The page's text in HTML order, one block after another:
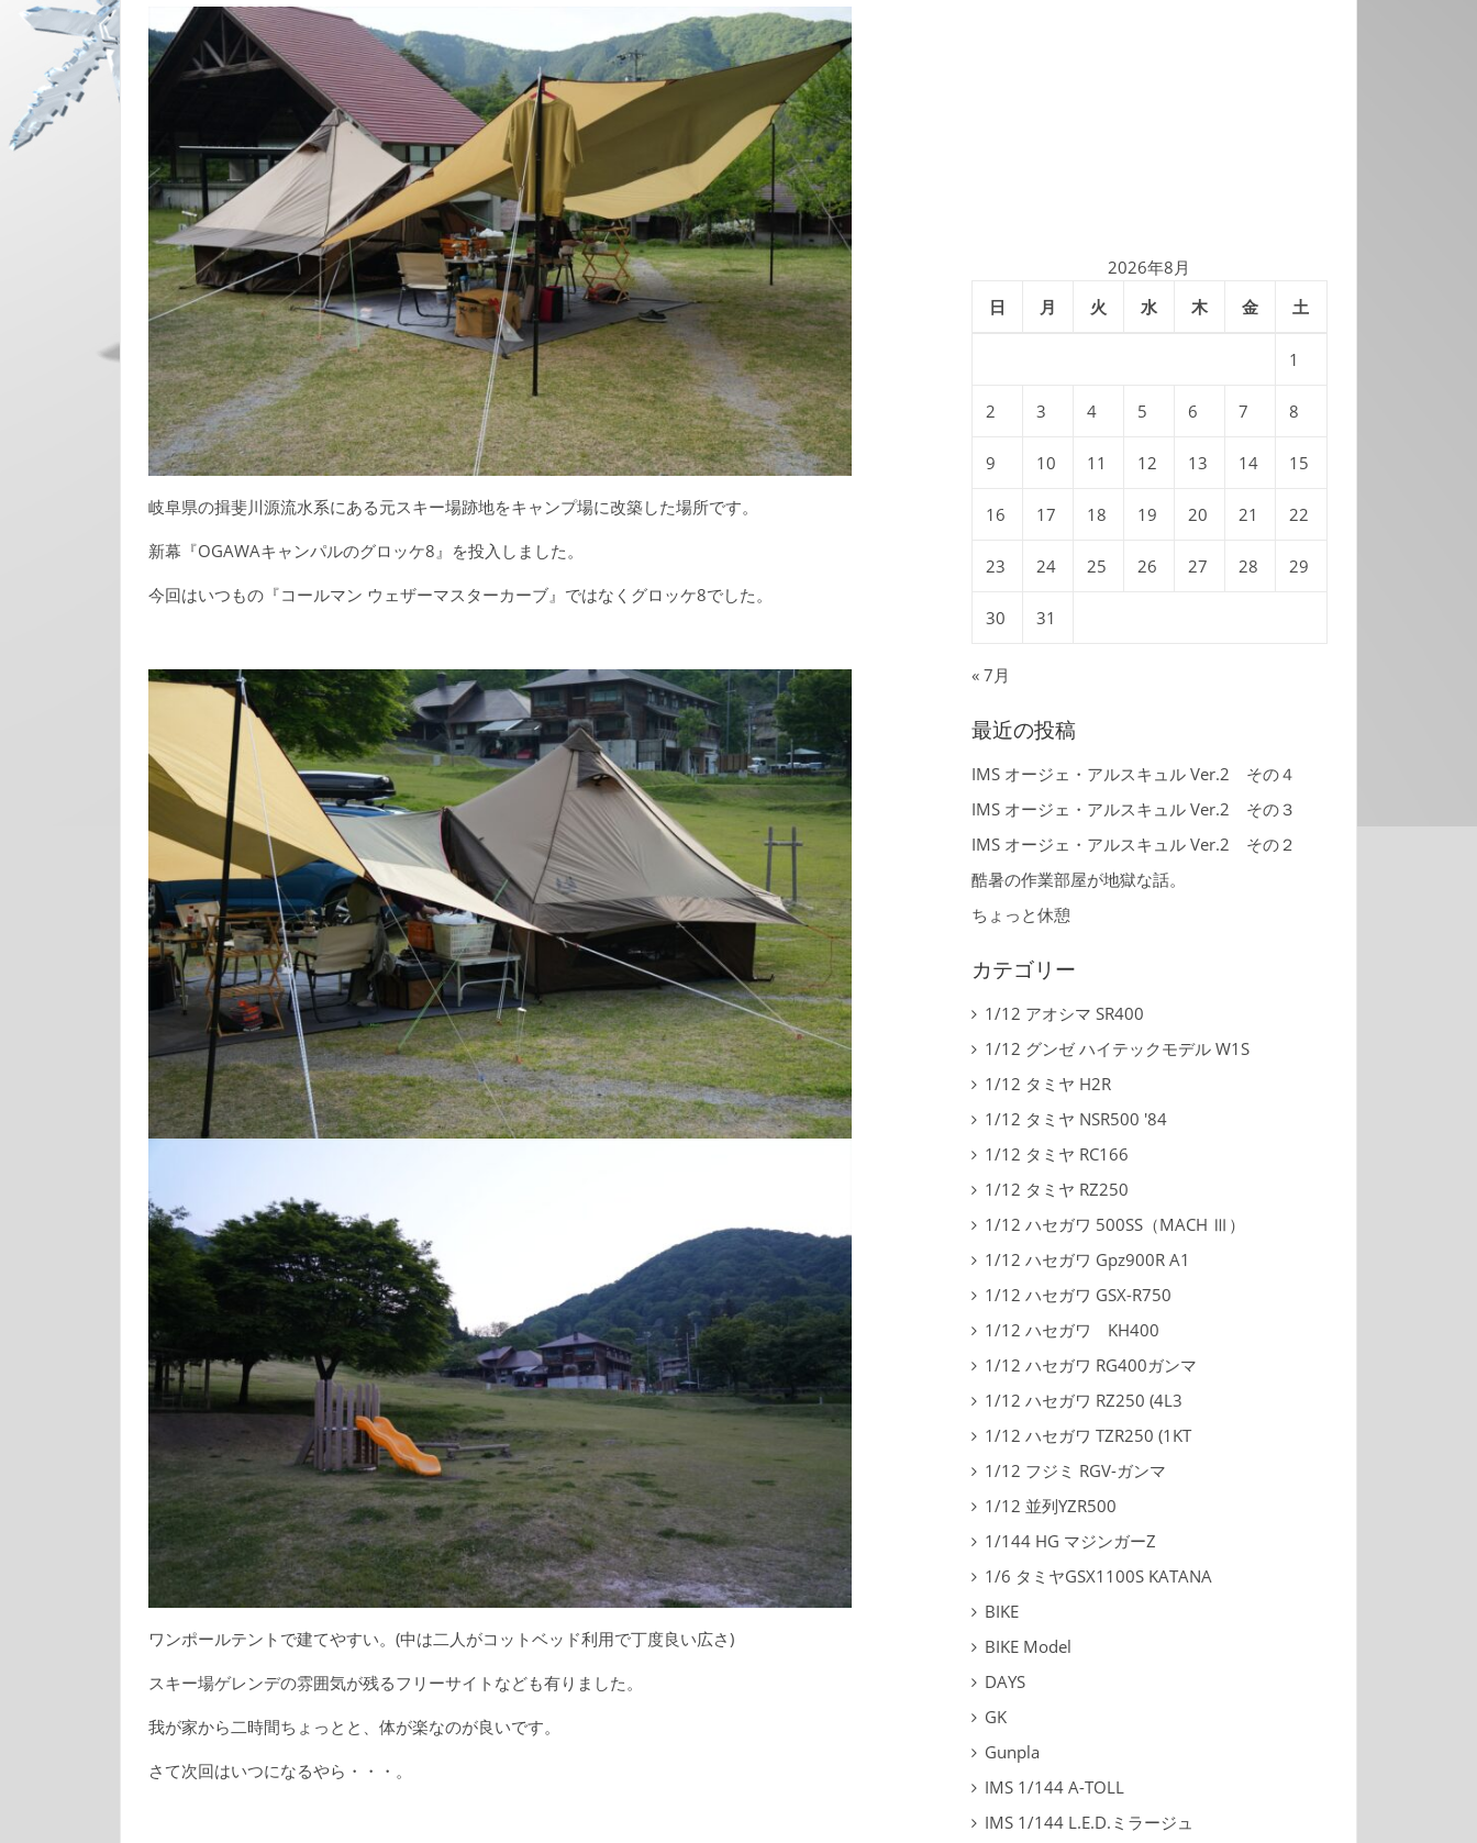
岐阜県の揖斐川源流水系にある元スキー場跡地をキャンプ場に改築した場所です。
新幕『OGAWAキャンパルのグロッケ8』を投入しました。
今回はいつもの『コールマン ウェザーマスターカーブ』ではなくグロッケ8でした。
ワンポールテントで建てやすい。(中は二人がコットベッド利用で丁度良い広さ)
スキー場ゲレンデの雰囲気が残るフリーサイトなども有りました。
我が家から二時間ちょっとと、体が楽なのが良いです。
さて次回はいつになるやら・・・。
2026年8月
日
月 火 水 木 金 土
1
2 3 4 5 6 7 8
9 10 11 12 13 14 15
16 17 18 19 20 21 22
23 24 25 26 27 28 29
30 31
« 7月
最近の投稿
IMS オージェ・アルスキュル Ver.2 その４
IMS オージェ・アルスキュル Ver.2 その３
IMS オージェ・アルスキュル Ver.2 その２
酷暑の作業部屋が地獄な話。
ちょっと休憩
カテゴリー
1/12 アオシマ SR400
1/12 グンゼ ハイテックモデル W1S
1/12 タミヤ H2R
1/12 タミヤ NSR500 '84
1/12 タミヤ RC166
1/12 タミヤ RZ250
1/12 ハセガワ 500SS（MACH Ⅲ）
1/12 ハセガワ Gpz900R A1
1/12 ハセガワ GSX-R750
1/12 ハセガワ KH400
1/12 ハセガワ RG400ガンマ
1/12 ハセガワ RZ250 (4L3
1/12 ハセガワ TZR250 (1KT
1/12 フジミ RGV-ガンマ
1/12 並列YZR500
1/144 HG マジンガーZ
1/6 タミヤGSX1100S KATANA
BIKE
BIKE Model
DAYS
GK
Gunpla
IMS 1/144 A-TOLL
IMS 1/144 L.E.D.ミラージュ